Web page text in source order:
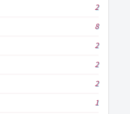
2
8
2
2
2
1